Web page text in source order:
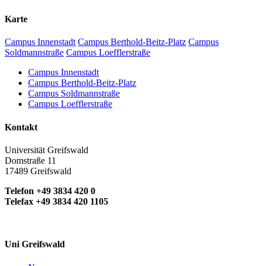
Karte
Campus Innenstadt Campus Berthold-Beitz-Platz Campus
Soldmannstraße Campus Loefflerstraße
Campus Innenstadt
Campus Berthold-Beitz-Platz
Campus Soldmannstraße
Campus Loefflerstraße
Kontakt
Universität Greifswald
Domstraße 11
17489 Greifswald
Telefon +49 3834 420 0
Telefax +49 3834 420 1105
Uni Greifswald